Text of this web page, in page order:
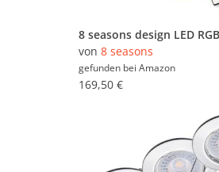
von 8 seasons
gefunden bei Amazon
169,50 €